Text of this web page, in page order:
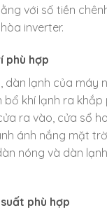
với số tiền
inverter.
phù hợp
dàn lạnh của máy
khí lạnh ra khắp
ra vào, cửa sổ
ánh nắng mặt
nóng và dàn
phù hợp